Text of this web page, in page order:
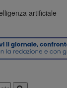
artificiale